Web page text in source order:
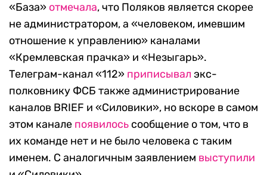
«База» отмечала, что Поляков является скорее
не администратором, а «человеком, имевшим
отношение к управлению» каналами
«Кремлевская прачка» и «Незыгарь».
Телеграм-канал «112» приписывал экс-
полковнику ФСБ также администрирование
каналов BRIEF и «Силовики», но вскоре в самом
этом канале появилось сообщение о том, что в
их команде нет и не было человека с таким
именем. С аналогичным заявлением выступили